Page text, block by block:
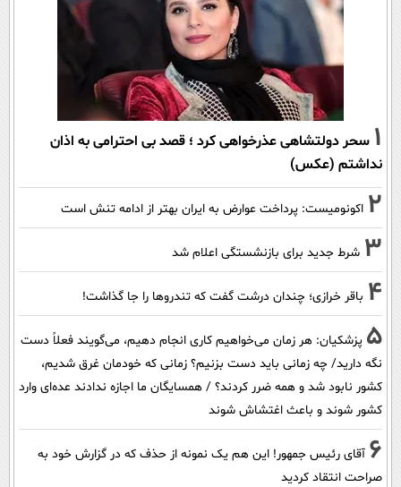
1 سحر دولتشاهی عذرخواهی کرد ؛ قصد بی احترامی به اذان
نداشتم (عکس)
2 اکونومیست: پرداخت عوارض به ایران بهتر از ادامه تنش است
3 شرط جدید برای بازنشستگی اعلام شد
4 باقر خرازی؛ چندان درشت گفت که تندروها را جا گذاشت!
5 پزشکیان: هر زمان می‌خواهیم کاری انجام دهیم، می‌گویند فعلاً دست
نگه دارید/ چه زمانی باید دست بزنیم؟ زمانی که خودمان غرق شدیم،
کشور نابود شد و همه ضرر کردند؟ / همسایگان ما اجازه ندادند عده‌ای وارد
کشور شوند و باعث اغتشاش شوند
6 آقای رئیس جمهور! این هم یک نمونه از حذف که در گزارش خود به
صراحت انتقاد کردید